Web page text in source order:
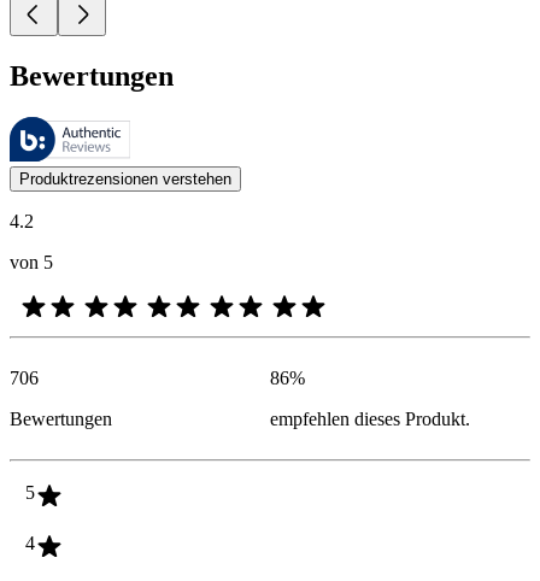
Bewertungen
Diese Bewertungen werden von Bazaarvoice verwaltet und
Kundenmeinungen in Form von Produkt- und Sternebewertungen
Produktrezensionen verstehen
4.2
von 5
706
Bewertungen
86%
empfehlen dieses Produkt.
5
4